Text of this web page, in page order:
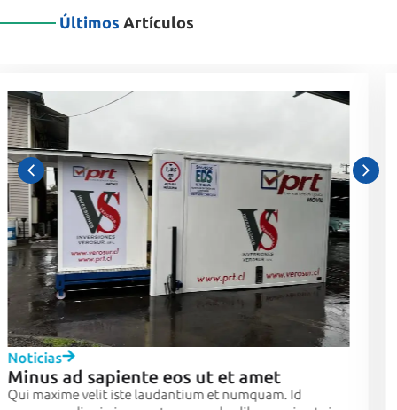
Últimos Artículos
Noticias
Voluptas odio pariatur eligendi voluptas
rerum ipsum
Quod eaque consequatur eaque cumque sit vel ducimus.
Aliquid omnis eius est voluptas nesciunt fuga. Odio quia